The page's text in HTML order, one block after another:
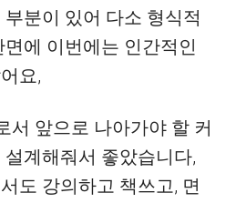
분이 있어 다소 형식적
에 이번에는 인간적인
요,
서 앞으로 나아가야 할 커
계해줘서 좋았습니다,
도 강의하고 책쓰고, 면